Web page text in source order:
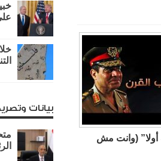
أولا” (وانت مش
بيانات